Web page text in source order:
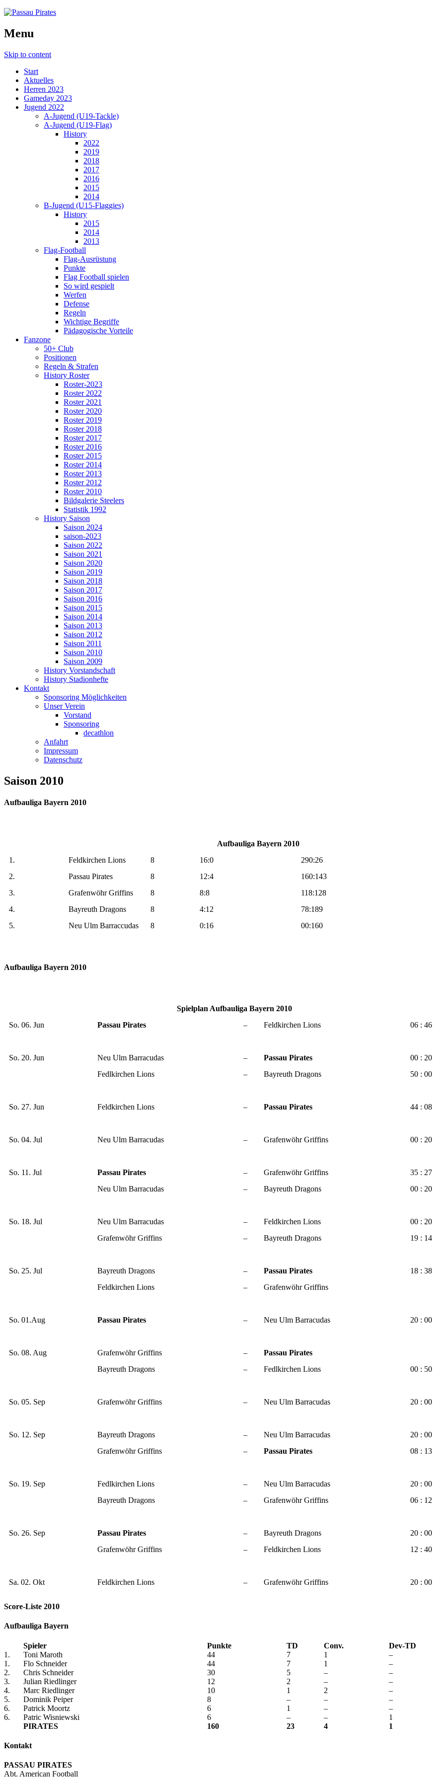
Menu
Skip to content
Start
Aktuelles
Herren 2023
Gameday 2023
Jugend 2022
A-Jugend (U19-Tackle)
A-Jugend (U19-Flag)
History
2022
2019
2018
2017
2016
2015
2014
B-Jugend (U15-Flaggies)
History
2015
2014
2013
Flag-Football
Flag-Ausrüstung
Punkte
Flag Football spielen
So wird gespielt
Werfen
Defense
Regeln
Wichtige Begriffe
Pädagogische Vorteile
Fanzone
50+ Club
Positionen
Regeln & Strafen
History Roster
Roster-2023
Roster 2022
Roster 2021
Roster 2020
Roster 2019
Roster 2018
Roster 2017
Roster 2016
Roster 2015
Roster 2014
Roster 2013
Roster 2012
Roster 2010
Bildgalerie Steelers
Statistik 1992
History Saison
Saison 2024
saison-2023
Saison 2022
Saison 2021
Saison 2020
Saison 2019
Saison 2018
Saison 2017
Saison 2016
Saison 2015
Saison 2014
Saison 2013
Saison 2012
Saison 2011
Saison 2010
Saison 2009
History Vorstandschaft
History Stadionhefte
Kontakt
Sponsoring Möglichkeiten
Unser Verein
Vorstand
Sponsoring
decathlon
Anfahrt
Impressum
Datenschutz
Saison 2010
Aufbauliga Bayern 2010
Aufbauliga Bayern 2010
1.
Feldkirchen Lions 8 16:0 290:26
2.
Passau Pirates 8 12:4 160:143
3.
Grafenwöhr Griffins 8 8:8 118:128
4.
Bayreuth Dragons 8 4:12 78:189
5.
Neu Ulm Barraccudas 8 0:16 00:160
Aufbauliga Bayern 2010
Spielplan Aufbauliga Bayern 2010
So. 06. Jun
Passau Pirates – Feldkirchen Lions 06 : 46
So. 20. Jun Neu Ulm Barracudas – Passau Pirates 00 : 20
Fedlkirchen Lions
– Bayreuth Dragons 50 : 00
So. 27. Jun Feldkirchen Lions – Passau Pirates 44 : 08
So. 04. Jul Neu Ulm Barracudas – Grafenwöhr Griffins 00 : 20
So. 11. Jul Passau Pirates – Grafenwöhr Griffins 35 : 27
Neu Ulm Barracudas
– Bayreuth Dragons 00 : 20
So. 18. Jul Neu Ulm Barracudas – Feldkirchen Lions 00 : 20
Grafenwöhr Griffins
– Bayreuth Dragons 19 : 14
So. 25. Jul Bayreuth Dragons – Passau Pirates 18 : 38
Feldkirchen Lions
– Grafenwöhr Griffins
So. 01.Aug Passau Pirates – Neu Ulm Barracudas 20 : 00
So. 08. Aug Grafenwöhr Griffins – Passau Pirates
Bayreuth Dragons
– Fedlkirchen Lions 00 : 50
So. 05. Sep Grafenwöhr Griffins – Neu Ulm Barracudas 20 : 00
So. 12. Sep Bayreuth Dragons – Neu Ulm Barracudas 20 : 00
Grafenwöhr Griffins
– Passau Pirates 08 : 13
So. 19. Sep Fedlkirchen Lions – Neu Ulm Barracudas 20 : 00
Bayreuth Dragons
– Grafenwöhr Griffins 06 : 12
So. 26. Sep Passau Pirates – Bayreuth Dragons 20 : 00
Grafenwöhr Griffins
– Feldkirchen Lions 12 : 40
Sa. 02. Okt Feldkirchen Lions – Grafenwöhr Griffins 20 : 00
Score-Liste 2010
Aufbauliga Bayern
Spieler Punkte TD Conv. Dev-TD
1.
Toni Maroth 44 7 1 –
1.
Flo Schneider 44 7 1 –
2.
Chris Schneider 30 5 – –
3.
Julian Riedlinger 12 2 – –
4.
Marc Riedlinger 10 1 2 –
5.
Dominik Peiper 8 – – –
6.
Patrick Moortz 6 1 – –
6.
Patric Wisniewski 6 – – 1
PIRATES
160 23 4 1
Kontakt
PASSAU PIRATES
Abt. American Football